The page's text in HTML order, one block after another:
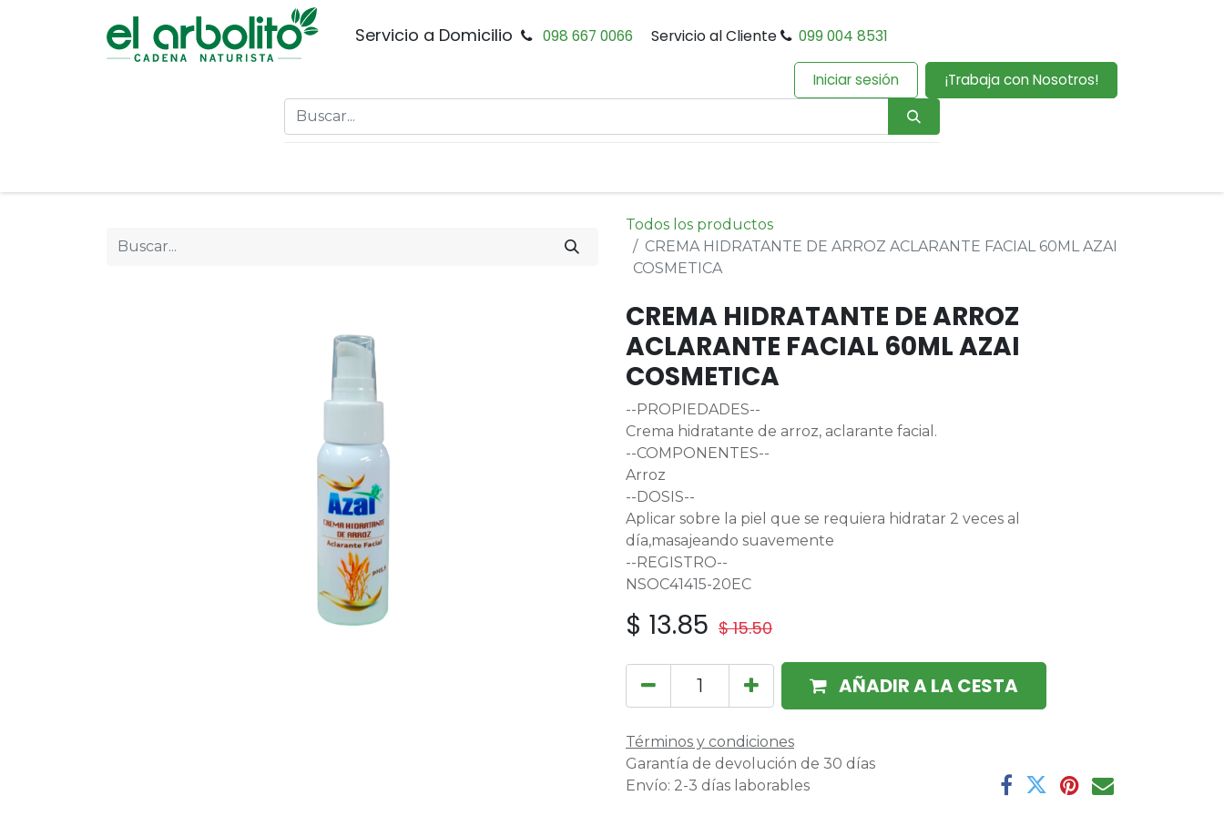
Servicio a Domicilio 098 667 0066 Servicio al Cliente 099 004 8531
Iniciar sesión ¡Trabaja con Nosotros!
Todos los productos
CREMA HIDRATANTE DE ARROZ ACLARANTE FACIAL 60ML AZAI
COSMETICA
CREMA HIDRATANTE DE ARROZ
ACLARANTE FACIAL 60ML AZAI
COSMETICA
--PROPIEDADES--
Crema hidratante de arroz, aclarante facial.
--COMPONENTES--
Arroz
--DOSIS--
Aplicar sobre la piel que se requiera hidratar 2 veces al
día,masajeando suavemente
--REGISTRO--
NSOC41415-20EC
$ 13.85 $15.50
AÑADIR A LA CESTA
Términos y condiciones
Garantía de devolución de 30 días
Envío: 2-3 días laborables